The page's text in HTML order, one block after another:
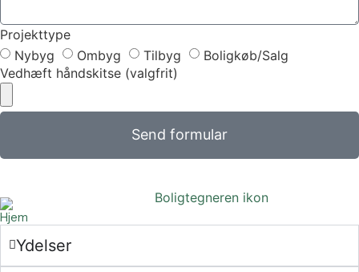
Projekttype
Nybyg
Ombyg Tilbyg
Boligkøb/Salg
Vedhæft håndskitse (valgfrit)
Send formular
Hjem
Ydelser